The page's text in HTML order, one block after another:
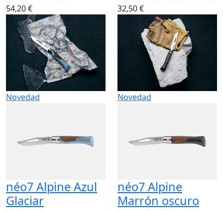
54,20 € 32,50 €
Novedad
néo7 Alpine Azul
Glaciar
Novedad
néo7 Alpine
Marrón oscuro